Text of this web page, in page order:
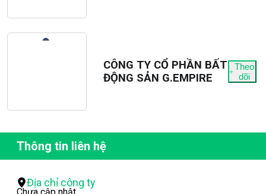
CÔNG TY CỔ PHẦN BẤT
ĐỘNG SẢN G.EMPIRE
Theo
dõi
Thông tin liên hệ
Địa chỉ công ty